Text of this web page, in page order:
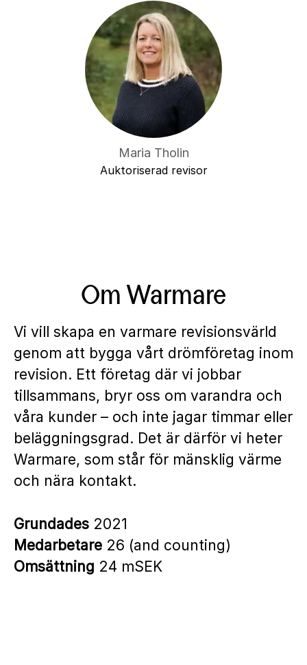
Maria Tholin
Auktoriserad revisor
Om Warmare
Vi vill skapa en varmare revisionsvärld
genom att bygga vårt drömföretag inom
revision. Ett företag där vi jobbar
tillsammans, bryr oss om varandra och
våra kunder – och inte jagar timmar eller
beläggningsgrad. Det är därför vi heter
Warmare, som står för mänsklig värme
och nära kontakt.
Grundades 2021
Medarbetare 26 (and counting)
Omsättning 24 mSEK